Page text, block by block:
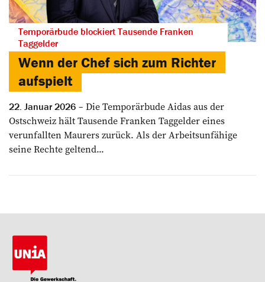
Temporärbude blockiert Tausende Franken
Taggelder
Wenn der Chef sich zum Richter
aufspielt
22. Januar 2026
Die Temporärbude Aidas ­aus der
Ostschweiz hält Tausende Franken Taggelder eines
verunfallten Maurers zurück. Als der Arbeits­unfähige
seine Rechte ­geltend...